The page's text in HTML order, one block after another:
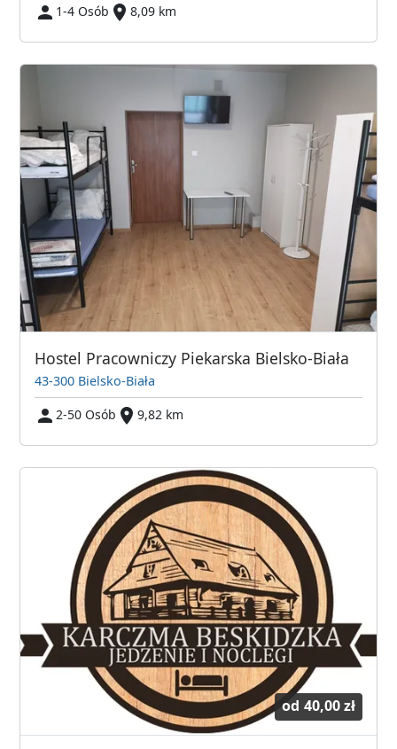
1-4 Osób 8,09 km
Hostel Pracowniczy Piekarska Bielsko-Biała
43-300 Bielsko-Biała
2-50 Osób
9,82 km
od 40,00 zł